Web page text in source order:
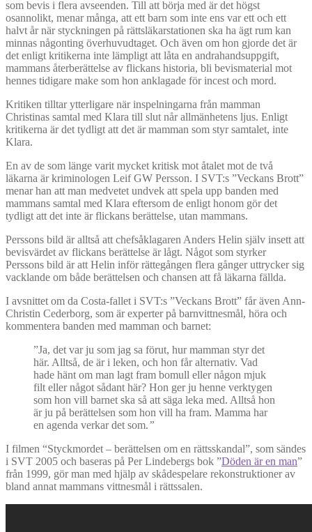
som bevis i flera avseenden. Till att börja med är det högst
osannolikt, menar många, att ett barn som inte ens var ett och ett
halvt år när styckningen på rättsläkarstationen ska ha ägt rum kan
minnas någonting överhuvudtaget. Och även om hon gjorde det är
det enligt kritikerna inte lämpligt att låta en andrahandsuppgift,
mammans återberättelse av flickans historia, bli bevismaterial mot
hennes tidigare make som hon anklagade för incest och mord.
Kritiken tilltar ytterligare när inspelningarna från mamman
Christinas samtal med Klara till slut når allmänhetens ljus. Enligt
kritikerna är det tydligt att det är mamman som styr samtalet, inte
Klara.
En av de som länge varit mycket kritisk mot åtalet mot de två
läkarna är kriminologen Leif GW Persson. I SVT:s ”Veckans Brott”
menar han att man medvetet undvek att spela upp banden med
mammans samtal med Klara eftersom de enligt honom gör det
tydligt att det inte är flickans berättelse, utan mammans.
Perssons bild är alltså att chefsåklagaren Anders Helin själv insett att
bevisvärdet av flickans berättelse är lågt. Något som styrker
Perssons bild är att Helin inför rättegången flera gånger uttrycker sig
vacklande om både berättelsen och chansen att få läkarna fällda.
I avsnittet om da Costa-fallet i SVT:s ”Veckans Brott” får även Ann-
Christin Cederborg, som är experter på barnvittnesmål, höra och
kommentera banden med mamman och barnet:
”Ja, det var ju som jag sa förut, hur mamman styr det
här. Alltså, de är i leken, och hon får alternativ. Vad
hade hänt om man lagt fram bomull eller någon mjuk
filt eller något sådant här? Hon ger ju henne verktygen
som hon vill barnet ska så att säga leka med. Alltså hon
är ju på berättelsen som hon vill ha fram. Mamma har
en agenda verkar det som.”
I filmen “Styckmordet – berättelsen om en rättsskandal”, som sändes
i SVT 2005 och baseras på Per Lindebergs bok ”Döden är en man”
från 1999, gör man med hjälp av skådespelare rekonstruktioner av
bland annat mammans vittnesmål i rättssalen.